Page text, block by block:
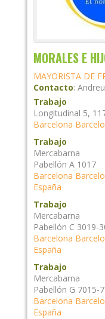
MORALES E
MAYORISTA DE
Contacto: Andreu
Trabajo
Longitudinal 5,
Barcelona
Trabajo
Mercabarna
Pabellón A 1017
Barcelona
España
Trabajo
Mercabarna
Pabellón C 3019-
Barcelona
España
Trabajo
Mercabarna
Pabellón G 7015-
Barcelona
España